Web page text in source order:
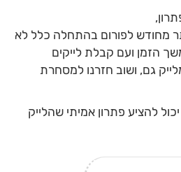
מחודש לפורום בהתחלה כלל לא
הזמן ועם קבלת לייקים
גם, ושוב חזרנו למסחרת
להציע פתרון אמיתי שהלייק